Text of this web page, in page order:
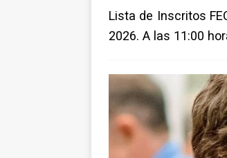
Lista de Inscritos
2026. A las 11:00